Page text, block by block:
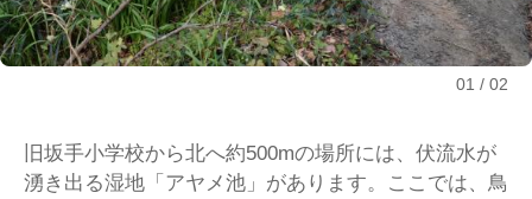
01 02
旧坂手小学校から北へ約500mの場所には、伏流水が
湧き出る湿地「アヤメ池」があります。ここでは、鳥